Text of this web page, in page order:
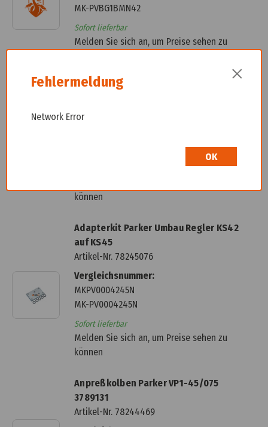
MK-PVBG1BMN42
Sofort lieferbar
Melden Sie sich an, um Preise sehen zu
Adapterkit Parker Nebenantrieb ED-120
Artikel-Nr.
können
Adapterkit Parker Umbau Regler KS42
auf KS45
Artikel-Nr. 78245076
Vergleichsnummer:
MKPV0004245N
MK-PV0004245N
Sofort lieferbar
Melden Sie sich an, um Preise sehen zu
können
Anpreßkolben Parker VP1-45/075
3789131
Artikel-Nr. 78244469
Fehlermeldung ×
Network Error
OK